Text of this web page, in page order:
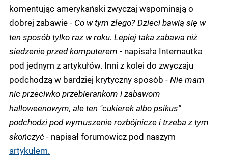
komentując amerykański zwyczaj wspominają o
dobrej zabawie - Co w tym złego? Dzieci bawią się w
ten sposób tylko raz w roku. Lepiej taka zabawa niż
siedzenie przed komputerem - napisała Internautka
pod jednym z artykułów. Inni z kolei do zwyczaju
podchodzą w bardziej krytyczny sposób -Nie mam
nic przeciwko przebierankom i zabawom
halloweenowym, ale ten "cukierek albo psikus"
podchodzi pod wymuszenie rozbójnicze i trzeba z tym
skończyć - napisał forumowicz pod naszym
artykułem.